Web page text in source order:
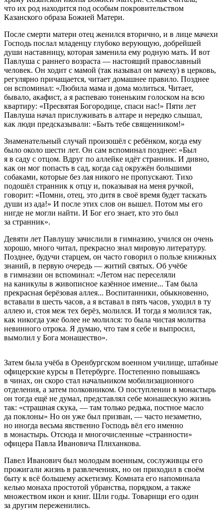
что их род находится под особым покровительством
Казанского образа Божией Матери.
После смерти матери отец женился вторично, и в лице мачехи
Господь послал младенцу глубоко верующую, добрейшей
души наставницу, которая заменила ему родную мать. И вот
Павлуша с раннего возраста — настоящий православный
человек. Он ходит с мамой (так называл он мачеху) в церковь,
регулярно причащается, читает домашнее правило. Позднее
он вспоминал: «Любила мама и дома молиться. Читает,
бывало, акафист, а я распеваю тоненьким голоском на всю
квартиру: «Пресвятая Богородице, спаси нас!» Пяти лет
Павлуша начал прислуживать в алтаре и нередко слышал,
как люди предсказывали: «Быть тебе священником!»
Знаменательный случай произошёл с ребёнком, когда ему
было около шести лет. Он сам вспоминал позднее: «Был
я в саду с отцом. Вдруг по аллейке идёт странник. И дивно,
как он мог попасть в сад, когда сад окружён большими
собаками, которые без лая никого не пропускают. Тихо
подошёл странник к отцу и, показывая на меня ручкой,
говорит: «Помни, отец, это дитя в своё время будет таскать
души из ада!» И после этих слов он вышел. Потом мы его
нигде не могли найти. И Бог его знает, кто это был
за странник».
Девяти лет Павлушу зачислили в гимназию, учился он очень
хорошо, много читал, прекрасно знал мировую литературу.
Позднее, будучи старцем, он часто говорил о пользе книжных
знаний, в первую очередь — житий святых. Об учёбе
в гимназии он вспоминал: «Летом нас переселяли
на каникулы в живописное казённое имение... Там была
прекрасная берёзовая аллея... Воспитанники, обыкновенно,
вставали в шесть часов, а я вставал в пять часов, уходил в ту
аллею и, стоя меж тех берёз, молился. И тогда я молился так,
как никогда уже более не молился: то была чистая молитва
невинного отрока. Я думаю, что там я себе и выпросил,
вымолил у Бога монашество».
Затем была учёба в Оренбургском военном училище, штабные
офицерские курсы в Петербурге. Постепенно повышаясь
в чинах, он скоро стал начальником мобилизационного
отделения, а затем полковником. О поступлении в монастырь
он тогда ещё не думал, представлял себе монашескую жизнь
так: «страшная скука, — там только редька, постное масло
да поклоны» Но он уже был призван, — часто незаметно,
но иногда весьма явственно Господь вёл его именно
в монастырь. Отсюда и многочисленные «странности»
офицера Павла Ивановича Плиханкова.
Павел Иванович был молодым военным, сослуживцы его
прожигали жизнь в развлечениях, но он приходил в своём
быту к всё большему аскетизму. Комната его напоминала
келью монаха простотой убранства, порядком, а также
множеством икон и книг. Шли годы. Товарищи его один
за другим переженились.